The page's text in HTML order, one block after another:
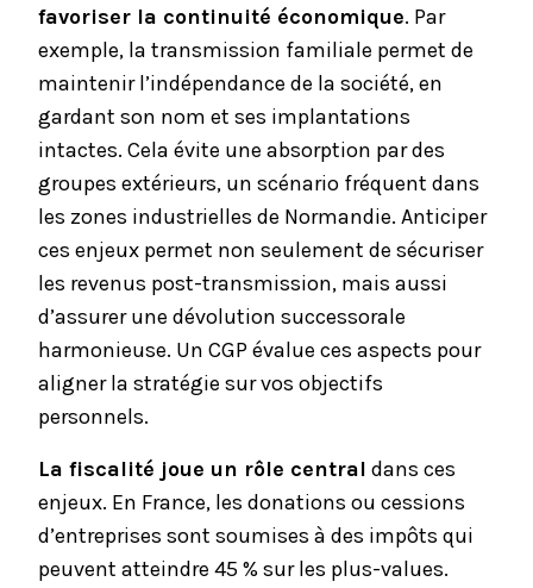
favoriser la continuité économique. Par
exemple, la transmission familiale permet de
maintenir l’indépendance de la société, en
gardant son nom et ses implantations
intactes. Cela évite une absorption par des
groupes extérieurs, un scénario fréquent dans
les zones industrielles de Normandie. Anticiper
ces enjeux permet non seulement de sécuriser
les revenus post-transmission, mais aussi
d’assurer une dévolution successorale
harmonieuse. Un CGP évalue ces aspects pour
aligner la stratégie sur vos objectifs
personnels.
La fiscalité joue un rôle central dans ces
enjeux. En France, les donations ou cessions
d’entreprises sont soumises à des impôts qui
peuvent atteindre 45 % sur les plus-values.